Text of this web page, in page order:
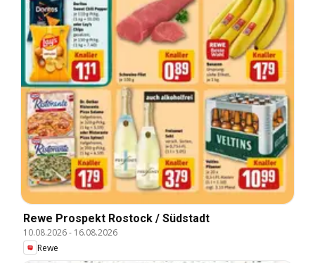
Rewe Prospekt Rostock / Südstadt
10.08.2026- 16.08.2026
Rewe